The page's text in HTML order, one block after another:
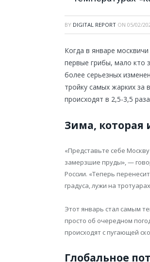
BY DIGITAL REPORT ON 05/02/
Когда в январе
первые грибы, мало кто
более серьезных
тройку самых жарких за
происходят в 2,5-3,5
Зима, которая
«Представьте себе
замерзшие пруды», —
России. «Теперь
градуса, лужи на
Этот январь стал самым
просто об очередном
происходят с пугающей
Глобальное